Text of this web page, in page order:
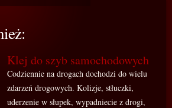
Klej do szyb samochodowych
Codziennie na drogach dochodzi do wielu
zdarzeń drogowych. Kolizje, stłuczki,
uderzenie w słupek, wypadniecie z drogi,